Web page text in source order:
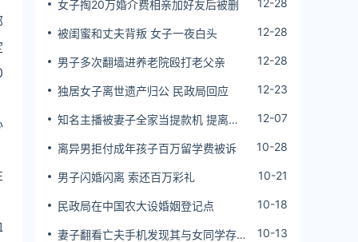
女子掏20万婚介费相亲加好友后被删 12-28
被闺蜜和丈夫背叛 女子一夜白头 12-28
男子多次翻墙进养老院殴打老父亲 12-28
独居女子离世遗产归公 民政局回应 12-23
知名主播被妻子全家当提款机 提离婚
12-07
离异男拒付成年孩子百万留学费被诉 10-28
男子闪婚闪离 索还百万彩礼 10-21
民政局在中国农大设婚姻登记点 10-18
妻子翻看亡夫手机发现其与女同学存婚
10-13